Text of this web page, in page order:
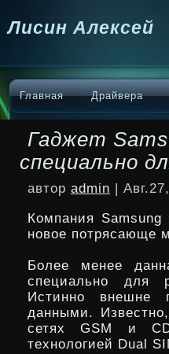
Лисин Алексей
Главная Драйвера
Гаджет
специально
автор admin |
Компания Samsung
новое потрясающе
Более менее
специально для
Истинно внешне
данными.
сетях GSM и
технологией Dual